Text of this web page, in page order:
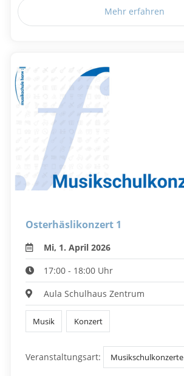
Mehr erfahren
Osterhäslikonzert 1
Mi, 1. April 2026
17:00 - 18:00 Uhr
Aula Schulhaus Zentrum
Musik Konzert
Veranstaltungsart: Musikschulkonzerte